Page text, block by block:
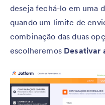
deseja fechá-lo em uma
quando um limite de
combinação das duas
escolheremos Desativar